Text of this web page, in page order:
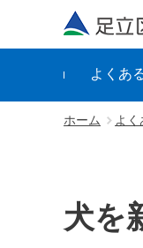
よくあ
ホーム よ
犬を